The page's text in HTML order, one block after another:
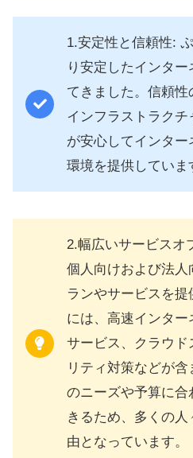
1.安定性と信頼性:
り安定したインタ
てきました。信頼性
インフラストラク
が安心してインタ
環境を提供していま
2.幅広いサービスオ
個人向けおよび法
ランやサービスを
には、高速インタ
サービス、クラウド
リティ対策などが
のニーズや予算に
きるため、多くの
由となっています。